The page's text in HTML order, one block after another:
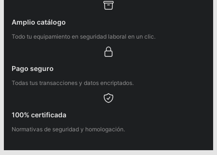
Amplio catálogo
Todo tu equipamiento en seguridad laboral en un clic.
Pago seguro
Todas tus transacciones y datos encriptados.
100% certificada
Normativas de seguridad y homologación.